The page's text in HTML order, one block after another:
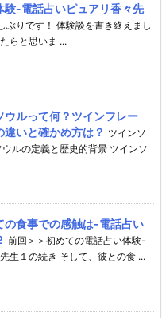
験-電話占いピュアリ香々先
ぶりです！ 体験談を書き終えまし
らと思いま ...
ウルって何？ツインフレー
いと確かめ方は？ ツインソ
ルの定義と歴史的背景 ツインソ
の食事での感触は-電話占い
前回＞＞初めての電話占い体験-
生１の続き そして、彼との食 ...